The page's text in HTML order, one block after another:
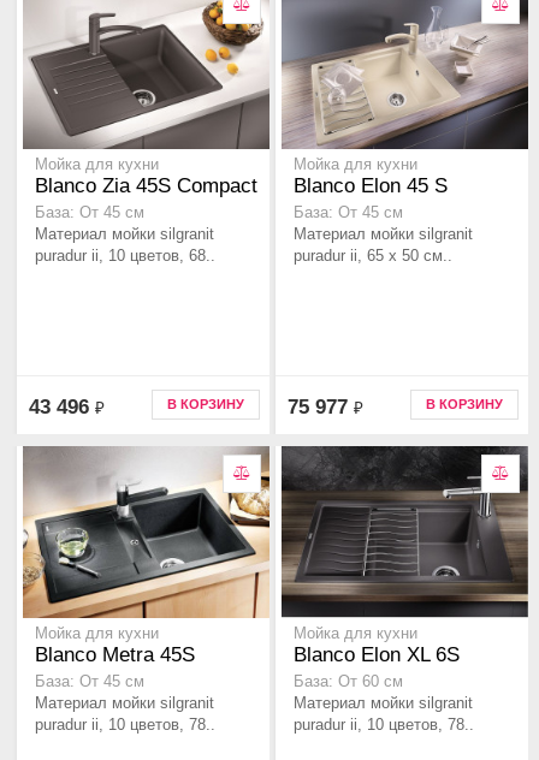
Мойка для кухни
Blanco Zia 45S Compact
База: От 45 см
Материал мойки silgranit
puradur ii, 10 цветов, 68..
43 496 ₽ В КОРЗИНУ
Мойка для кухни
Blanco Elon 45 S
База: От 45 см
Материал мойки silgranit
puradur ii, 65 x 50 см..
75 977 ₽ В КОРЗИНУ
Мойка для кухни
Blanco Metra 45S
База: От 45 см
Материал мойки silgranit
puradur ii, 10 цветов, 78..
Мойка для кухни
Blanco Elon XL 6S
База: От 60 см
Материал мойки silgranit
puradur ii, 10 цветов, 78..